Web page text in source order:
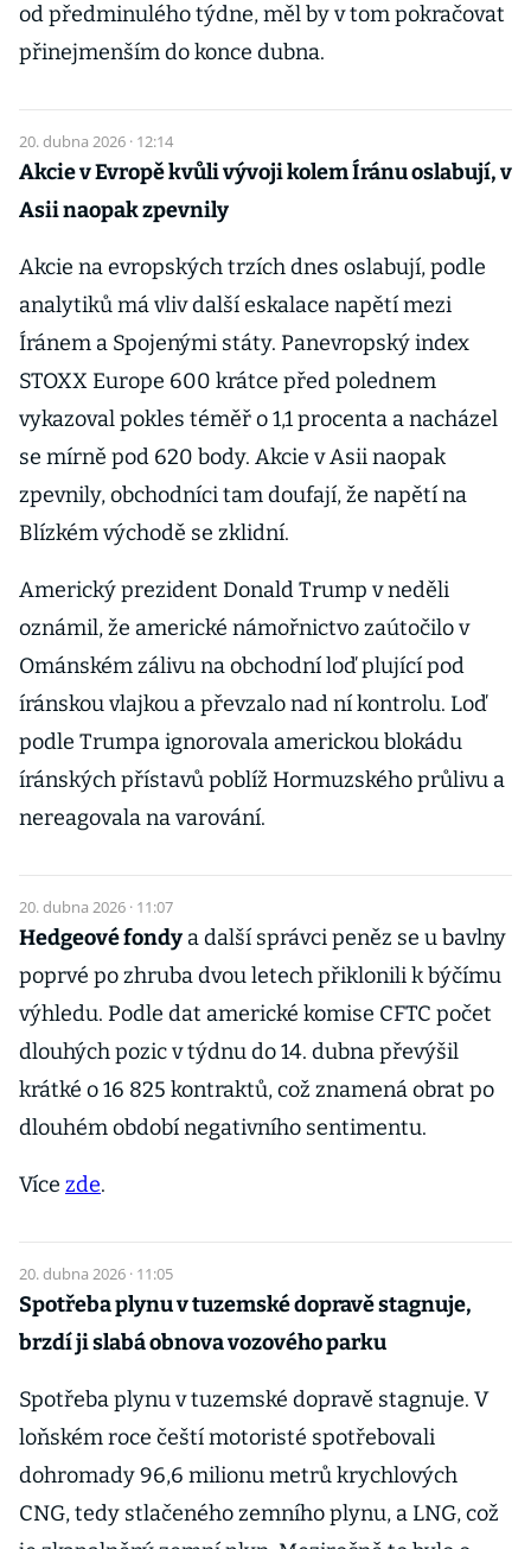
od předminulého týdne, měl by v tom pokračovat
přinejmenším do konce dubna.
20. dubna 2026 · 12:14
Akcie v Evropě kvůli vývoji kolem Íránu oslabují, v
Asii naopak zpevnily
Akcie na evropských trzích dnes oslabují, podle
analytiků má vliv další eskalace napětí mezi
Íránem a Spojenými státy. Panevropský index
STOXX Europe 600 krátce před polednem
vykazoval pokles téměř o 1,1 procenta a nacházel
se mírně pod 620 body. Akcie v Asii naopak
zpevnily, obchodníci tam doufají, že napětí na
Blízkém východě se zklidní.
Americký prezident Donald Trump v neděli
oznámil, že americké námořnictvo zaútočilo v
Ománském zálivu na obchodní loď plující pod
íránskou vlajkou a převzalo nad ní kontrolu. Loď
podle Trumpa ignorovala americkou blokádu
íránských přístavů poblíž Hormuzského průlivu a
nereagovala na varování.
20. dubna 2026 · 11:07
Hedgeové fondy a další správci peněz se u bavlny
poprvé po zhruba dvou letech přiklonili k býčímu
výhledu. Podle dat americké komise CFTC počet
dlouhých pozic v týdnu do 14. dubna převýšil
krátké o 16 825 kontraktů, což znamená obrat po
dlouhém období negativního sentimentu.
Více zde.
20. dubna 2026 · 11:05
Spotřeba plynu v tuzemské dopravě stagnuje,
brzdí ji slabá obnova vozového parku
Spotřeba plynu v tuzemské dopravě stagnuje. V
loňském roce čeští motoristé spotřebovali
dohromady 96,6 milionu metrů krychlových
CNG, tedy stlačeného zemního plynu, a LNG, což